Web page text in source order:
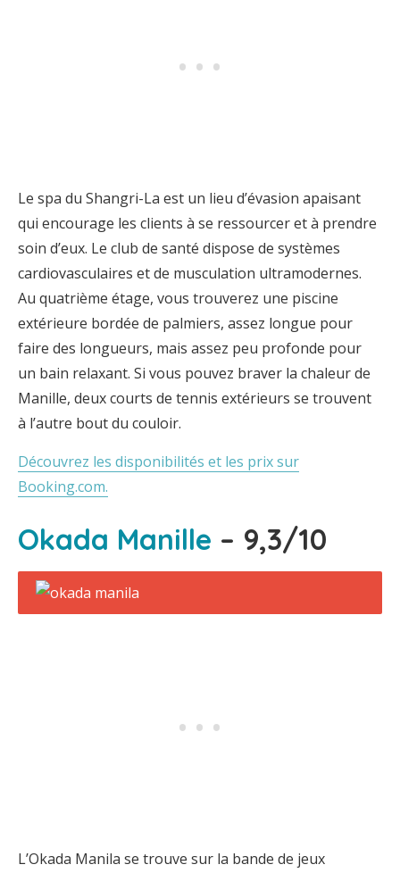
Le spa du Shangri-La est un lieu d’évasion apaisant
qui encourage les clients à se ressourcer et à prendre
soin d’eux. Le club de santé dispose de systèmes
cardiovasculaires et de musculation ultramodernes.
Au quatrième étage, vous trouverez une piscine
extérieure bordée de palmiers, assez longue pour
faire des longueurs, mais assez peu profonde pour
un bain relaxant. Si vous pouvez braver la chaleur de
Manille, deux courts de tennis extérieurs se trouvent
à l’autre bout du couloir.
Découvrez les disponibilités et les prix sur
Booking.com.
Okada Manille – 9,3/10
L’Okada Manila se trouve sur la bande de jeux